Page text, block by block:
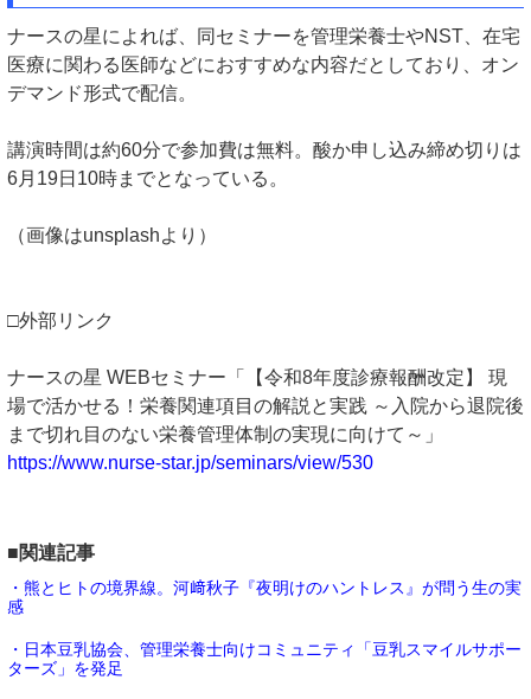
ナースの星によれば、同セミナーを管理栄養士やNST、在宅
医療に関わる医師などにおすすめな内容だとしており、オン
デマンド形式で配信。
講演時間は約60分で参加費は無料。酸か申し込み締め切りは
6月19日10時までとなっている。
（画像はunsplashより）
□外部リンク
ナースの星 WEBセミナー「【令和8年度診療報酬改定】 現
場で活かせる！栄養関連項目の解説と実践 ～入院から退院後
まで切れ目のない栄養管理体制の実現に向けて～」
https://www.nurse-star.jp/seminars/view/530
■関連記事
・熊とヒトの境界線。河﨑秋子『夜明けのハントレス』が問う生の実
感
・日本豆乳協会、管理栄養士向けコミュニティ「豆乳スマイルサポー
ターズ」を発足